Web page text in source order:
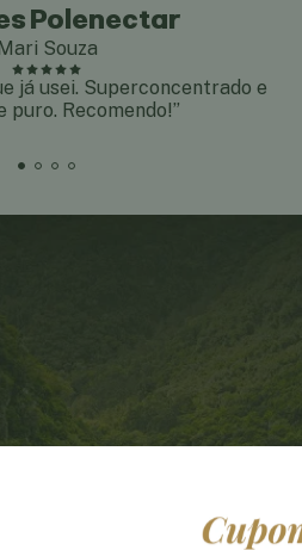
Polenectar
Souza
já usei. Superconcentrado e
puro. Recomendo!”